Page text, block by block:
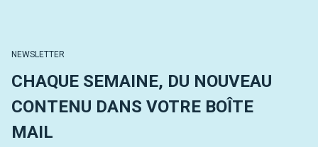
NEWSLETTER
CHAQUE SEMAINE, DU NOUVEAU
CONTENU DANS VOTRE BOÎTE
MAIL